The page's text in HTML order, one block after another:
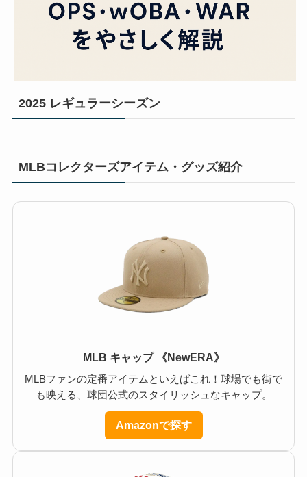
2025 レギュラーシーズン
MLBコレクターズアイテム・グッズ紹介
MLB キャップ 《NewERA》
MLBファンの定番アイテムといえばこれ！球場でも街で
も映える、球団公式のスタイリッシュなキャップ。
Amazonで探す